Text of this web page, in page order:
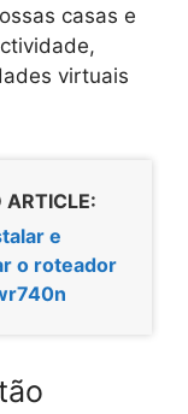
casas e
virtuais
ARTICLE:
e
o roteador